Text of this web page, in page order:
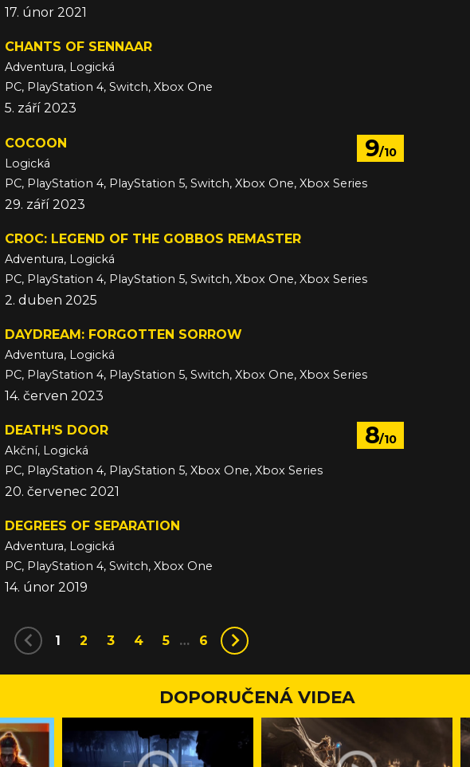
17. únor 2021
CHANTS OF SENNAAR
Adventura, Logická
PC, PlayStation 4, Switch, Xbox One
5. září 2023
9/10
COCOON
Logická
PC, PlayStation 4, PlayStation 5, Switch, Xbox One, Xbox Series
29. září 2023
CROC: LEGEND OF THE GOBBOS REMASTER
Adventura, Logická
PC, PlayStation 4, PlayStation 5, Switch, Xbox One, Xbox Series
2. duben 2025
DAYDREAM: FORGOTTEN SORROW
Adventura, Logická
PC, PlayStation 4, PlayStation 5, Switch, Xbox One, Xbox Series
14. červen 2023
8/10
DEATH'S DOOR
Akční, Logická
PC, PlayStation 4, PlayStation 5, Xbox One, Xbox Series
20. červenec 2021
DEGREES OF SEPARATION
Adventura, Logická
PC, PlayStation 4, Switch, Xbox One
14. únor 2019
1 2 3 4 5 … 6
DOPORUČENÁ VIDEA